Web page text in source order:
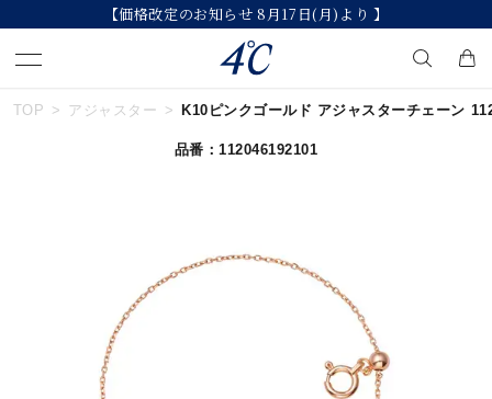
【価格改定のお知らせ 8月17日(月)より 】
キーワードで検索する
#ダイヤモンド ネックレス
#くまのプーさん #エタニティ
TOP アジャスター K10ピンクゴールド アジャスターチェーン
品番：112046192101